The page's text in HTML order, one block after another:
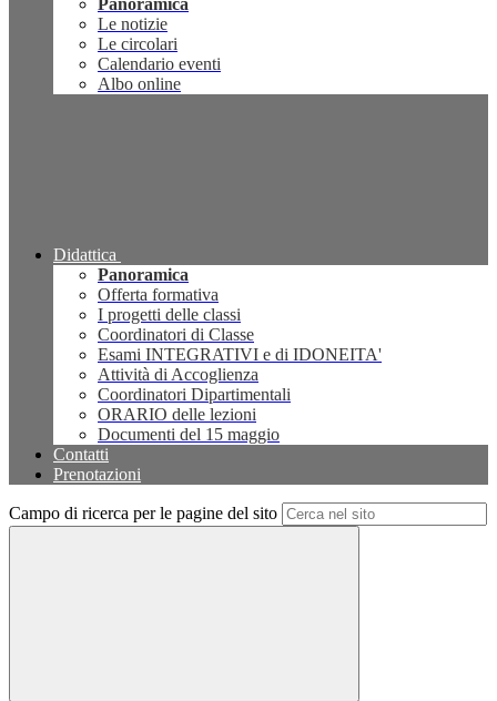
Panoramica
Le notizie
Le circolari
Calendario eventi
Albo online
Didattica
Panoramica
Offerta formativa
I progetti delle classi
Coordinatori di Classe
Esami INTEGRATIVI e di IDONEITA'
Attività di Accoglienza
Coordinatori Dipartimentali
ORARIO delle lezioni
Documenti del 15 maggio
Contatti
Prenotazioni
Campo di ricerca per le pagine del sito